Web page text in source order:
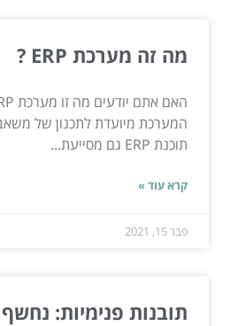
מה זה מערכת ERP ?
המערכת מיועדת לתכנון של
תוכנת ERP גם מסייעת...
קרא עוד »
פבר 15, 2021
תובנות פנימיות: